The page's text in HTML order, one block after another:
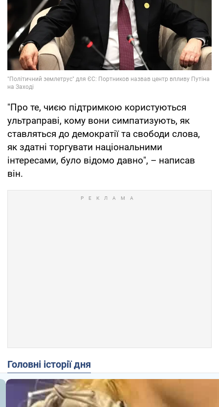
"Про те, чиєю підтримкою користуються
ультраправі, кому вони симпатизують, як
ставляться до демократії та свободи слова,
як здатні торгувати національними
інтересами, було відомо давно", – написав
він.
Головні історії дня